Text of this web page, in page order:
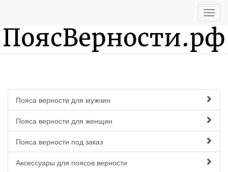
Пояса верности для мужчин
Пояса верности для женщин
Пояса верности под заказ
Аксессуары для поясов верности